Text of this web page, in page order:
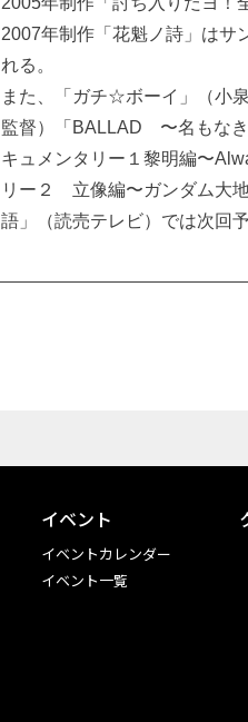
2007年制作「花魁ノ詩」はサ
れる。
また、「ガチ☆ボーイ」（小
監督）「BALLAD 〜名もなき
キュメンタリー１黎明編〜
リー２ 立像編〜ガンダム大
語」（読売テレビ）では次回
イベント
イベントカレンダー
イベント一覧